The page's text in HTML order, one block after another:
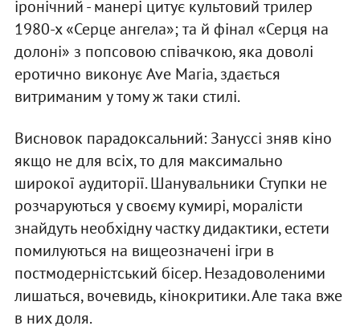
іронічний - манері цитує культовий трилер
1980-х «Серце ангела»; та й фінал «Серця на
долоні» з попсовою співачкою, яка доволі
еротично виконує Ave Maria, здається
витриманим у тому ж таки стилі.
Висновок парадоксальний: Зануссі зняв кіно
якщо не для всіх, то для максимально
широкої аудиторії. Шанувальники Ступки не
розчаруються у своєму кумирі, моралісти
знайдуть необхідну частку дидактики, естети
помилуються на вищеозначені ігри в
постмодерністський бісер. Незадоволеними
лишаться, вочевидь, кінокритики. Але така вже
в них доля.